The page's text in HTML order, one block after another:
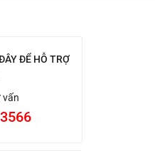
ĐỂ HỖ TRỢ
vấn